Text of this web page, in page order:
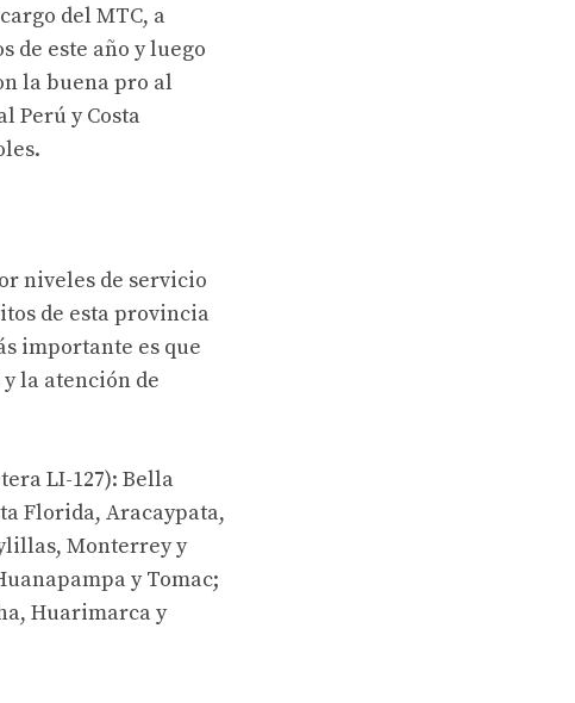
del MTC, a
de este año y luego
la buena pro al
Perú y Costa
niveles de servicio
de esta provincia
importante es que
la atención de
LI-127): Bella
Florida, Aracaypata,
Monterrey y
y Tomac;
Huarimarca y